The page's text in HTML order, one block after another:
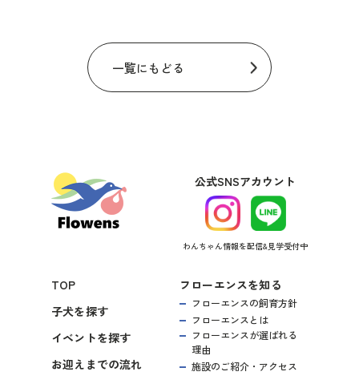
一覧にもどる
公式SNSアカウント
わんちゃん情報を配信&見学受付中
TOP
子犬を探す
イベントを探す
お迎えまでの流れ
フローエンスを知る
フローエンスの飼育方針
フローエンスとは
フローエンスが選ばれる
理由
施設のご紹介・アクセス